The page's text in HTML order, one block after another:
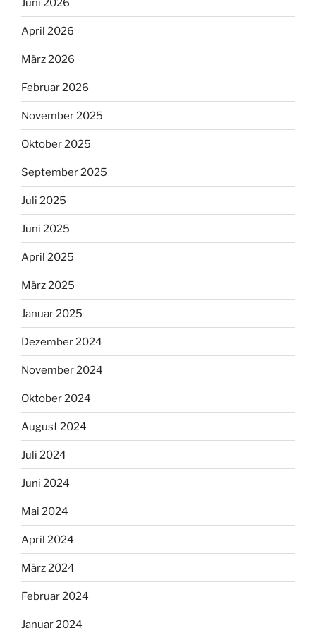
Juni 2026
April 2026
März 2026
Februar 2026
November 2025
Oktober 2025
September 2025
Juli 2025
Juni 2025
April 2025
März 2025
Januar 2025
Dezember 2024
November 2024
Oktober 2024
August 2024
Juli 2024
Juni 2024
Mai 2024
April 2024
März 2024
Februar 2024
Januar 2024